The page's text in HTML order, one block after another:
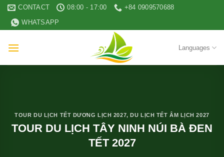
Skip
content
CONTACT 08:00 - 17:00
+84 0909570688
WHATSAPP
Languages
TOUR DU LỊCH TẾT DƯƠNG LỊCH 2027, DU LỊCH TẾT ÂM LỊCH 2027
TOUR DU LỊCH TÂY NINH NÚI BÀ ĐEN
TẾT 2027